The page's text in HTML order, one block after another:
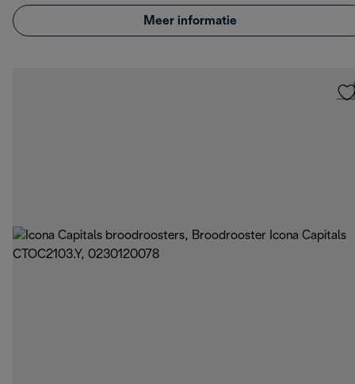
Meer informatie